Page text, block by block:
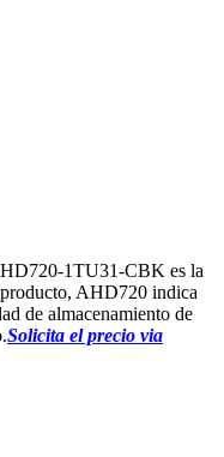
1TU31-CBK es la
AHD720 indica
de almacenamiento de
Solicita el precio via